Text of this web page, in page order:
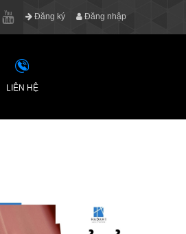
Đăng ký Đăng nhập
LIÊN HỆ